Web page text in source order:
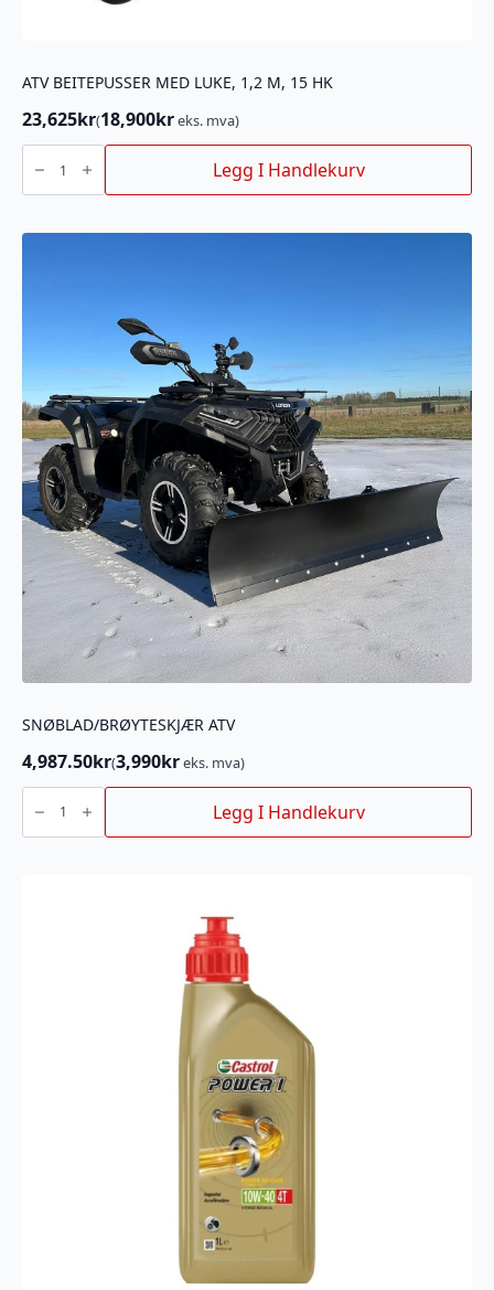
ATV BEITEPUSSER MED LUKE, 1,2 M, 15 HK
23,625kr(18,900kreks. mva)
ATV
BEITEPUSSER
MED
LUKE,
15
HK
Legg I Handlekurv
SNØBLAD/BRØYTESKJÆR ATV
4,987.50kr(3,990kreks. mva)
SNØBLAD/BRØYTESKJÆR
antall Legg I Handlekurv